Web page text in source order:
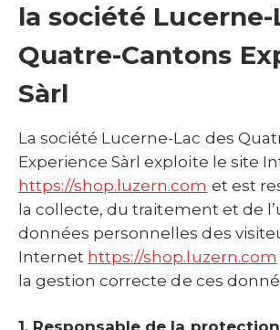
la société Lucerne-
Quatre-Cantons
Sàrl
La société Lucerne-Lac des
Experience Sàrl exploite le site
https://shop.luzern.com et est
la collecte, du traitement et de
données personnelles des
Internet https://shop.luzern.com
la gestion correcte de ces
1. Responsable de la